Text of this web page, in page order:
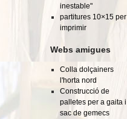
inestable"
partitures 10×15 per
imprimir
Webs amigues
Colla dolçainers
l'horta nord
Construcció de
palletes per a gaita i
sac de gemecs